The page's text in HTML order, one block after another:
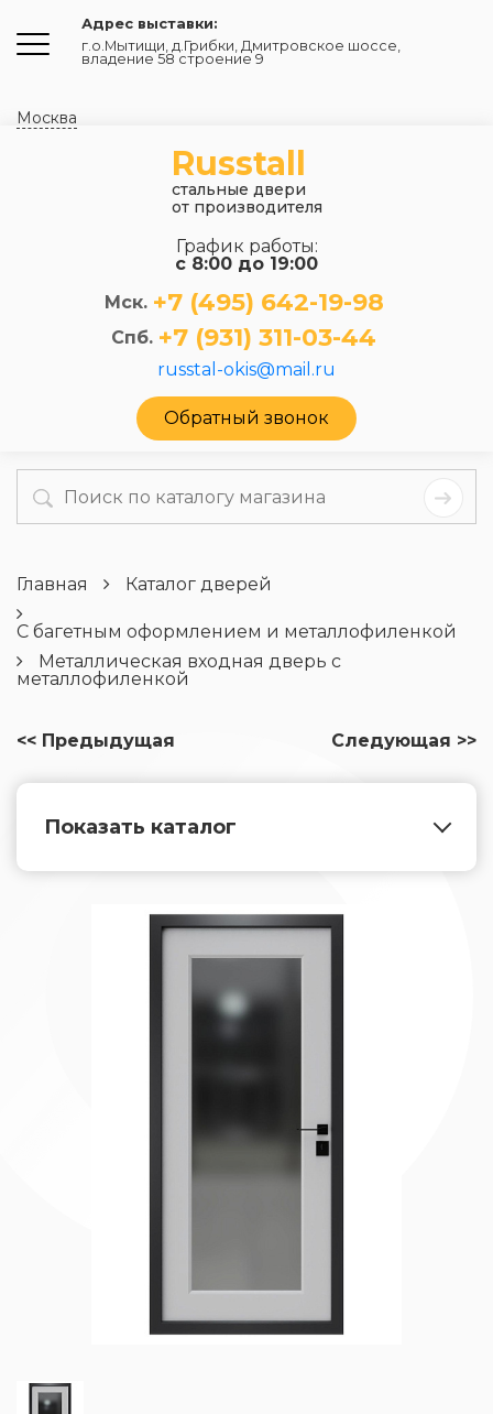
Адрес выставки:
г.о.Мытищи, д.Грибки, Дмитровское шоссе,
владение 58 строение 9
Москва
Russtall
стальные двери
от производителя
График работы:
с 8:00 до 19:00
Мск. +7 (495) 642-19-98
Спб. +7 (931) 311-03-44
russtal-okis@mail.ru
Обратный звонок
Главная Каталог дверей
С багетным оформлением и металлофиленкой
Металлическая входная дверь с
металлофиленкой
<< Предыдущая Следующая >>
Показать каталог